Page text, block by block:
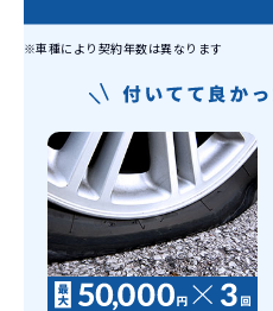
ず返却していただく
新型の新車に
車はだいたい３年く
れています。
もちろん、その人に
車に常に乗り続けら
く、人にも自慢でき
※車種により契約年数は異なります